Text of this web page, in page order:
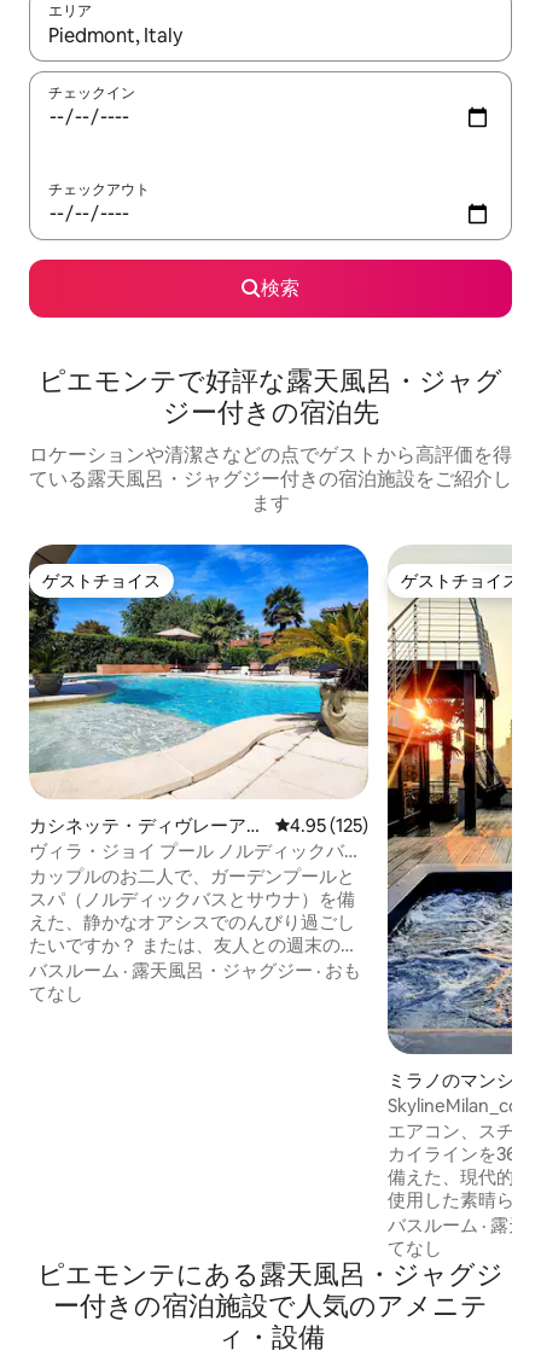
エリア
検索結果が表示されたら、上下の矢印キーを使って移動するか
チェックイン
チェックアウト
検索
ピエモンテで好評な露天風呂・ジャグ
ジー付きの宿泊先
ロケーションや清潔さなどの点でゲストから高評価を得
ている露天風呂・ジャグジー付きの宿泊施設をご紹介し
ます
ゲストチョイス
ゲストチョイス
カシネッテ・ディヴレーアの
一軒家
レビュー125件、5つ星中4.95つ
4.95 (125)
ヴィラ・ジョイ プール ノルディックバス
サウナ 専用
カップルのお二人で、ガーデンプールと
スパ（ノルディックバスとサウナ）を備
えた、静かなオアシスでのんびり過ごし
たいですか？ または、友人との週末のひ
とときですか？ 誕生日のお祝いに？ それ
とも記念日のためですか？ または、週末
バスルーム · 露天風呂・ジャグジー · おも
てなし
ゲストチョイス
ゲストチョイス
ミラノのマンショ
ート
SkylineMilan_com
エアコン、スチー
カイラインを360
備えた、現代的な
使用した素晴らし
ラノの精神を体験
ハウスには、リビ
ン、専用バスル
ドを備えた2つの
グルームにある2
バスルーム · 露天
てなし
ピエモンテにある露天風呂・ジャグジ
ー付きの宿泊施設で人気のアメニテ
ィ・設備